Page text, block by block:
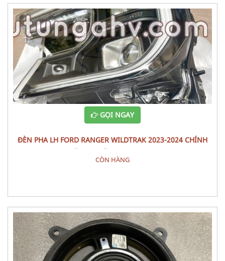
GỌI NGAY
ĐÈN PHA LH FORD RANGER WILDTRAK 2023-2024 CHÍNH
CÒN HÀNG